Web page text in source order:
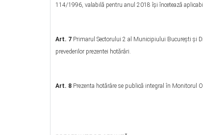
114/1996, valabilă pentru anul 2018 își încetează
Art. 7 Primarul Sectorului 2 al Municipiului București și
prevederilor prezentei hotărâri.
Art. 8 Prezenta hotărâre se publică integral în Monitorul